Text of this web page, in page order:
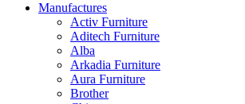
Manufactures
Activ Furniture
Aditech Furniture
Alba
Arkadia Furniture
Aura Furniture
Brother